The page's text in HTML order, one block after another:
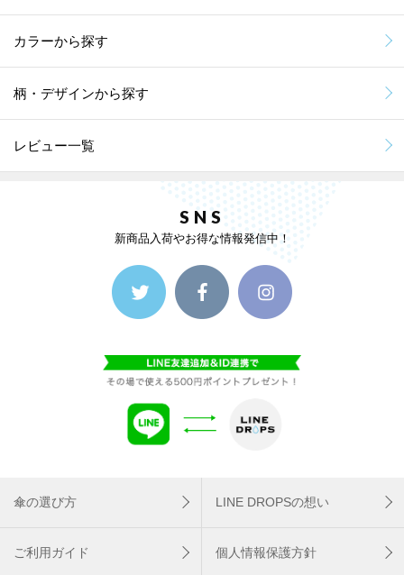
カラーから探す
柄・デザインから探す
レビュー一覧
SNS
新商品入荷やお得な情報発信中！
傘の選び方 LINE DROPSの想い
ご利用ガイド 個人情報保護方針